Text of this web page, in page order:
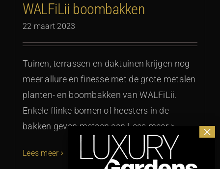
WALFiLii boombakken
22 maart 2023
Tuinen, terrassen en daktuinen krijgen nog
meer allure en finesse met de grote metalen
planten- en boombakken van WALFiLii.
Enkele flinke bomen of heesters in de
bakken geven meteen een Lees meer >
Lees meer